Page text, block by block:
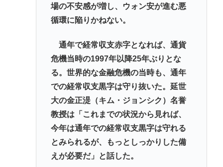
場の不安感が増し、ウォン安が進む悪
循環に陥りかねない。
通年で経常収支赤字となれば、通貨
危機当時の1997年以降25年ぶりとな
る。世界的な金融危機の当時も、通年
での経常収支黒字は守り抜いた。延世
大の金正湜（キム・ジョンシク）名誉
教授は「これまでの状況から見れば、
今年は通年での経常収支黒字は守れる
とみられるが、もっとしっかりした備
えが必要だ」と話した。